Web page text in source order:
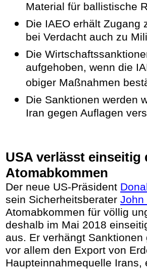
Material für ballistische
Die IAEO erhält Zugang
bei Verdacht auch zu
Die
aufgehoben, wenn die
obiger Maßnahmen
Die Sanktionen werden
Iran gegen Auflagen
USA verlässt einseitig
Atomabkommen
Der neue US-Präsident
sein Sicherheitsberater John
Atomabkommen für völlig
deshalb im Mai 2018
aus. Er verhängt
vor allem den Export von
Haupteinnahmequelle Irans,